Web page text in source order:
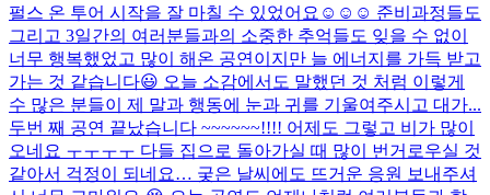
펄스 온 투어 시작을 잘 마칠 수 있었어요☺️☺️☺️ 준비과정들도
그리고 3일간의 여러분들과의 소중한 추억들도 잊을 수 없이
너무 행복했었고 많이 해온 공연이지만 늘 에너지를 가득 받고
가는 것 같습니다😃 오늘 소감에서도 말했던 것 처럼 이렇게
수 많은 분들이 제 말과 행동에 눈과 귀를 기울여주시고 대가...
두번 째 공연 끝났습니다 ~~~~~~!!!! 어제도 그렇고 비가 많이
오네요 ㅜㅜㅜㅜ 다들 집으로 돌아가실 때 많이 번거로우실 것
같아서 걱정이 되네요… 궂은 날씨에도 뜨거운 응원 보내주셔